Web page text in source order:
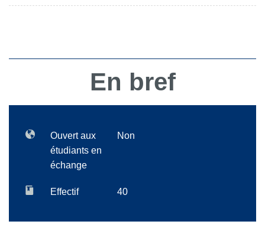
En bref
Ouvert aux
étudiants en
échange
Non
Effectif 40